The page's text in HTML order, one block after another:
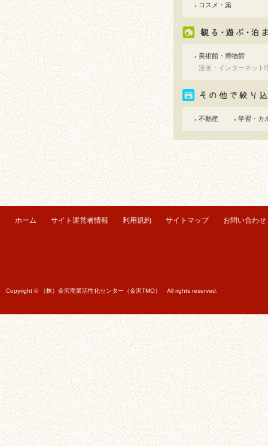
● コスメ・薬
● 美術館・博物館
漫画・インターネット
● 不動産 ● 学習・カ
ホーム サイト運営者情報 利用規約 サイトマップ お問い合わせ
Copyright © （株）金沢商業活性化センター（金沢TMO） All rights reserved.